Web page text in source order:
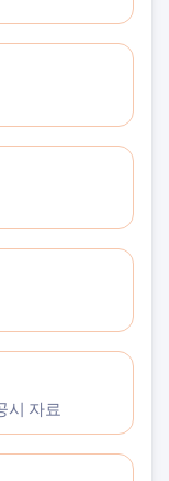
시 자료